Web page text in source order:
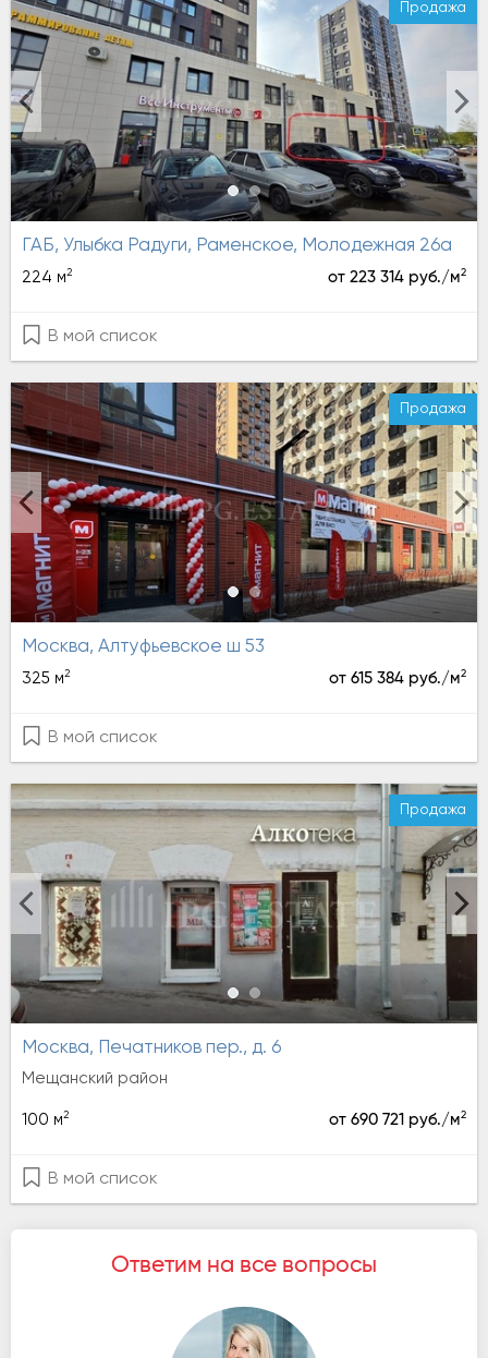
Продажа
ГАБ, Улыбка Радуги, Раменское, Молодежная 26а
224 м2 от 223 314 руб./м2
В мой список
Продажа
Москва, Алтуфьевское ш 53
325 м2 от 615 384 руб./м2
В мой список
Продажа
Москва, Печатников пер., д. 6
Мещанский район
100 м2 от 690 721 руб./м2
В мой список
Ответим на все вопросы